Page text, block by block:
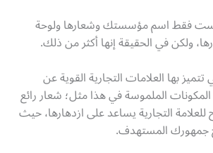
ليست فقط اسم مؤسستك وشعارها ولوحة
ولكن في الحقيقة إنها أكثر من ذلك.
بها العلامات التجارية القوية عن
الملموسة في هذا مثل؛ شعار رائع
التجارية يساعد على ازدهارها، حيث
المستهدف.